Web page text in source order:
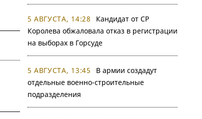
5 АВГУСТА, 14:28
Кандидат от СР
Королева обжаловала отказ в регистрации
на выборах в Горсуде
5 АВГУСТА, 13:45
В армии создадут
отдельные военно-строительные
подразделения